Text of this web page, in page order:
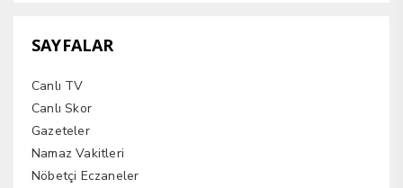
SAYFALAR
Canlı TV
Canlı Skor
Gazeteler
Namaz Vakitleri
Nöbetçi Eczaneler